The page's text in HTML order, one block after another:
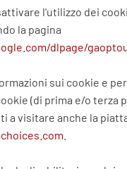
l'utilizzo dei
la pagina
dlpage/
sui cookie e
(di prima e/o terza
a visitare anche la